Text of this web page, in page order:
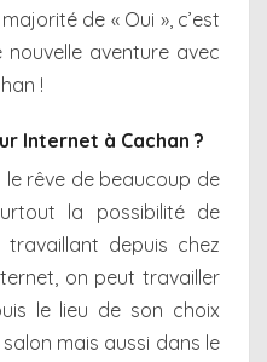
de « Oui », c’est
nouvelle aventure avec
!
Internet à Cachan ?
le rêve de beaucoup de
la possibilité de
travaillant depuis chez
on peut travailler
le lieu de son choix
mais aussi dans le